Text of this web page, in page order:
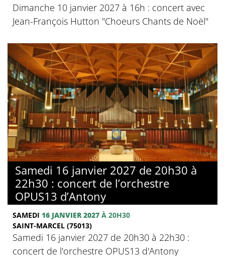
Dimanche 10 janvier 2027 à 16h : concert avec
Jean-François Hutton "Choeurs Chants de Noël"
Samedi 16 janvier 2027 de 20h30 à
22h30 : concert de l’orchestre
OPUS13 d’Antony
SAMEDI 16 JANVIER 2027 À 20H30
SAINT-MARCEL (75013)
Samedi 16 janvier 2027 de 20h30 à 22h30 :
concert de l'orchestre OPUS13 d'Antony